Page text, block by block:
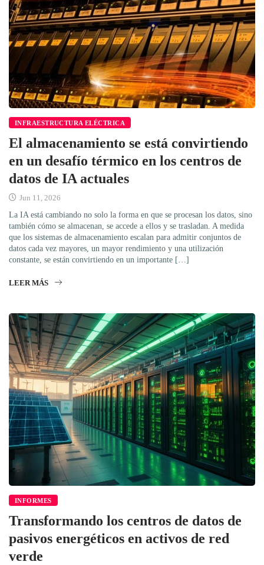
INFRAESTRUCTURA ELÉCTRICA
El almacenamiento se está convirtiendo
en un desafío térmico en los centros de
datos de IA actuales
Jun 11, 2026
La IA está cambiando no solo la forma en que se procesan los datos, sino
también cómo se almacenan, se accede a ellos y se trasladan. A medida
que los sistemas de almacenamiento escalan para admitir conjuntos de
datos cada vez mayores, un mayor rendimiento y una utilización
constante, se están convirtiendo en un importante […]
LEER MÁS
INFORMES
Transformando los centros de datos de
pasivos energéticos en activos de red
verde